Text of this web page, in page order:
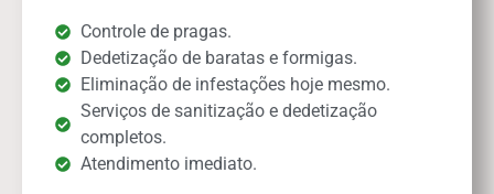
Controle de pragas.
Dedetização de baratas e formigas.
Eliminação de infestações hoje mesmo.
Serviços de sanitização e dedetização
completos.
Atendimento imediato.